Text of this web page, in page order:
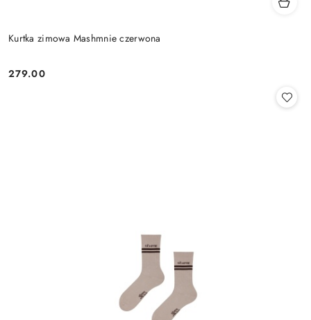
Kurtka zimowa Mashmnie czerwona
Cena:
279.00